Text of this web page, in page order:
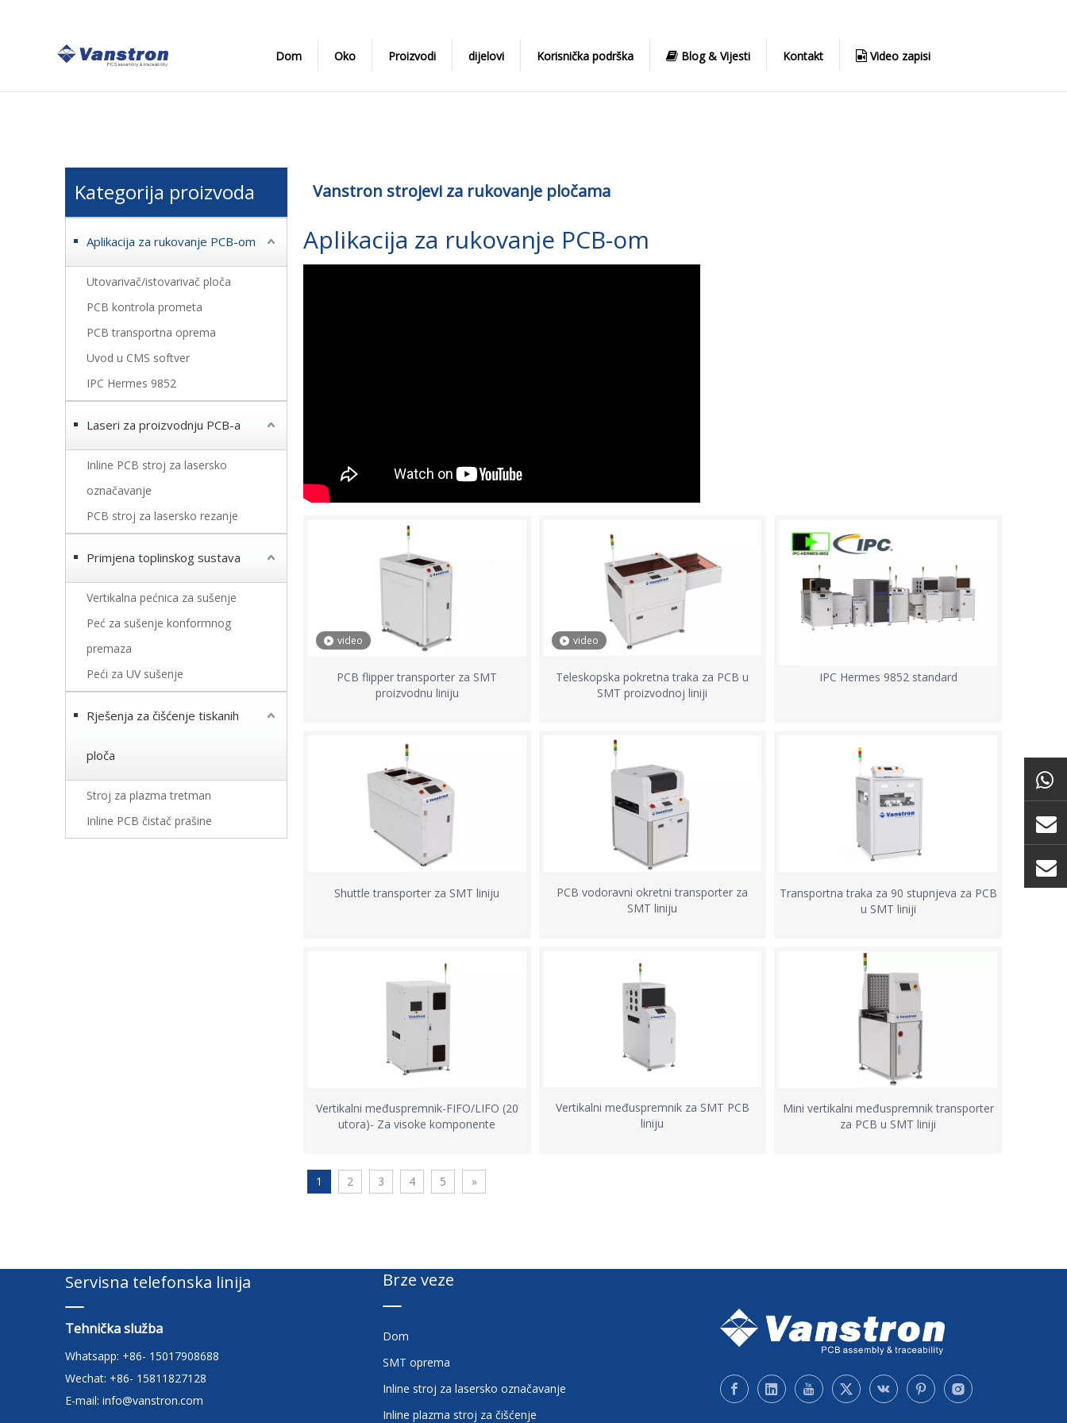
Dom Oko Proizvodi dijelovi Korisnička podrška Blog & Vijesti Kontakt Video zapisi
Kategorija proizvoda
Aplikacija za rukovanje PCB-om
Utovarivač/istovarivač ploča
PCB kontrola prometa
PCB transportna oprema
Uvod u CMS softver
IPC Hermes 9852
Laseri za proizvodnju PCB-a
Inline PCB stroj za lasersko
označavanje
PCB stroj za lasersko rezanje
Primjena toplinskog sustava
Vertikalna pećnica za sušenje
Peć za sušenje konformnog
premaza
Peći za UV sušenje
Rješenja za čišćenje tiskanih
ploča
Stroj za plazma tretman
Inline PCB čistač prašine
Vanstron strojevi za rukovanje pločama
Aplikacija za rukovanje PCB-om
video
PCB flipper transporter za SMT
proizvodnu liniju
video
Teleskopska pokretna traka za PCB u
SMT proizvodnoj liniji
IPC Hermes 9852 standard
Shuttle transporter za SMT liniju
PCB vodoravni okretni transporter za
SMT liniju
Transportna traka za 90 stupnjeva za PCB
u SMT liniji
Vertikalni međuspremnik-FIFO/LIFO (20
utora)- Za visoke komponente
Vertikalni međuspremnik za SMT PCB
liniju
Mini vertikalni međuspremnik transporter
za PCB u SMT liniji
1 2 3 4 5 »
Servisna telefonska linija
Tehnička služba
Whatsapp: +86- 15017908688
Wechat: +86- 15811827128
E-mail: info@vanstron.com
Brze veze
Dom
SMT oprema
Inline stroj za lasersko označavanje
Inline plazma stroj za čišćenje